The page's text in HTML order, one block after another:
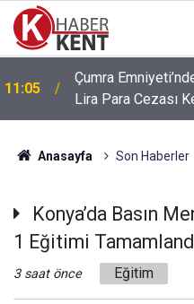
11:05
Çumra
Lira Para Cezası
Anasayfa Son Haberler
Konya’da Basın
1 Eğitimi
3 saat önce Eğitim